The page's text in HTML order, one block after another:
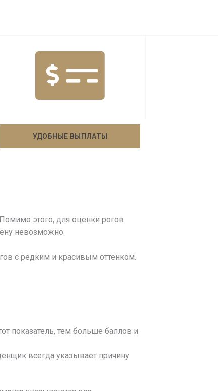
УДОБНЫЕ ВЫПЛАТЫ
этого, для оценки рогов
невозможно.
с редким и красивым оттенком.
показатель, тем больше баллов и
всегда указывает причину